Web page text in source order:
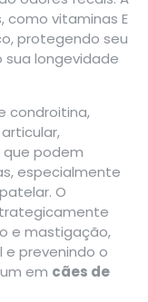
como vitaminas E
protegendo seu
longevidade
condroitina,
podem
especialmente
O
e mastigação,
e prevenindo o
em cães de